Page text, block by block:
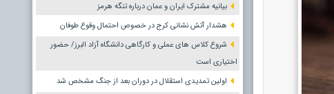
بیانیه مشترک ایران و عمان درباره تنگه هرمز
هشدار آتش نشانی کرج در خصوص احتمال وقوع طوفان
شروع کلاس های عملی و کارگاهی دانشگاه آزاد البرز/ حضور
اختیاری است
اولین تمدیدی استقلال در دوران بعد از جنگ مشخص شد